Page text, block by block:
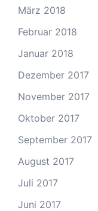
März 2018
Februar 2018
Januar 2018
Dezember 2017
November 2017
Oktober 2017
September 2017
August 2017
Juli 2017
Juni 2017